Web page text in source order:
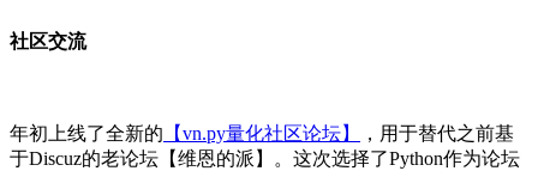
社区交流
年初上线了全新的 【vn.py量化社区论坛】
，用于替代之前基
于Discuz的老论坛【维恩的派】。这次选择了Python作为论坛